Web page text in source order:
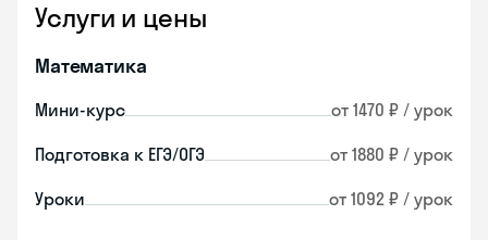
Услуги и цены
Математика
Мини-курс от 1470 ₽ / урок
Подготовка к ЕГЭ/ОГЭ от 1880 ₽ / урок
Уроки от 1092 ₽ / урок